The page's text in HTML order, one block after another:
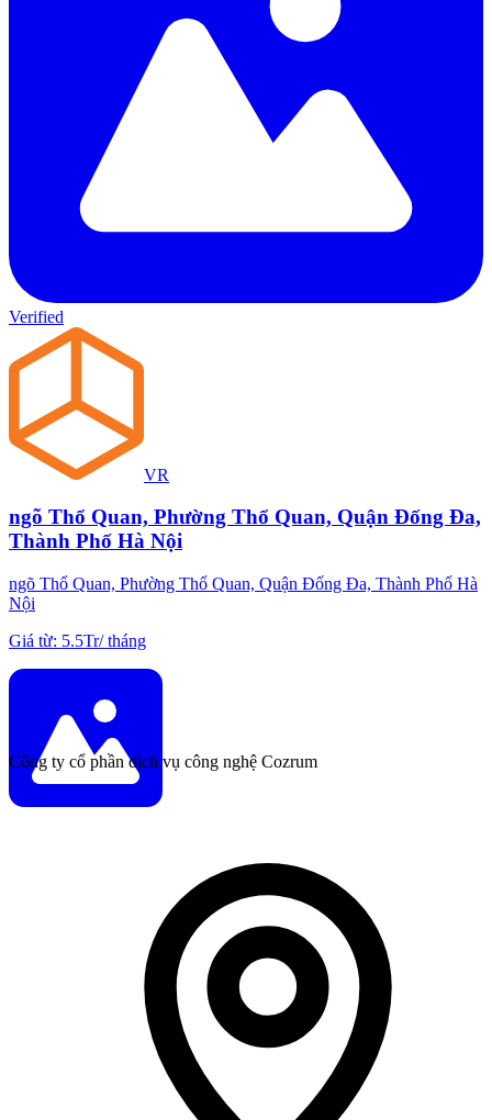
Verified
VR
ngõ Thổ Quan, Phường Thổ Quan, Quận Đống Đa,
Thành Phố Hà Nội
ngõ Thổ Quan, Phường Thổ Quan, Quận Đống Đa, Thành Phố Hà
Nội
Giá từ: 5.5Tr/tháng
Công ty cổ phần dịch vụ công nghệ Cozrum